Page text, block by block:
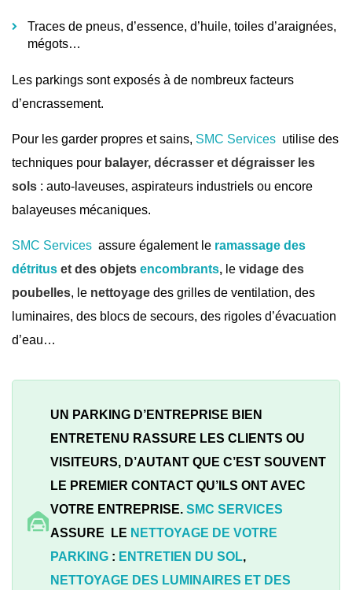
Traces de pneus, d’essence, d’huile, toiles d’araignées,
mégots…
Les parkings sont exposés à de nombreux facteurs
d’encrassement.
Pour les garder propres et sains, SMC Services utilise des
techniques pour balayer, décrasser et dégraisser les
sols : auto-laveuses, aspirateurs industriels ou encore
balayeuses mécaniques.
SMC Services assure également le ramassage des
détritus et des objets encombrants, le vidage des
poubelles, le nettoyage des grilles de ventilation, des
luminaires, des blocs de secours, des rigoles d’évacuation
d’eau…
UN PARKING D’ENTREPRISE BIEN
ENTRETENU RASSURE LES CLIENTS OU
VISITEURS, D’AUTANT QUE C’EST SOUVENT
LE PREMIER CONTACT QU’ILS ONT AVEC
VOTRE ENTREPRISE. SMC SERVICES
ASSURE LE NETTOYAGE DE VOTRE
PARKING : ENTRETIEN DU SOL,
NETTOYAGE DES LUMINAIRES ET DES